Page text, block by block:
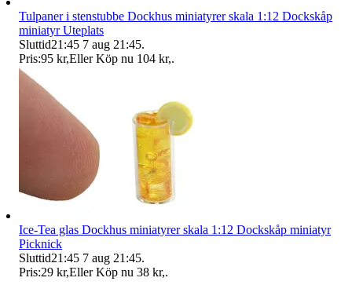
Tulpaner i stenstubbe Dockhus miniatyrer skala 1:12 Dockskåp
miniatyr Uteplats
Sluttid21:45 7 aug 21:45.
Pris:95 kr,Eller Köp nu 104 kr,.
Ice-Tea glas Dockhus miniatyrer skala 1:12 Dockskåp miniatyr
Picknick
Sluttid21:45 7 aug 21:45.
Pris:29 kr,Eller Köp nu 38 kr,.